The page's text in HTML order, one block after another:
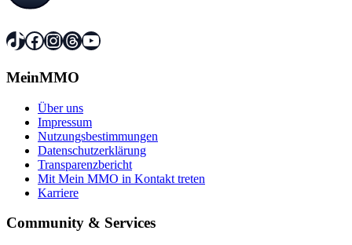
TikTok
Facebook
Instagram
Threads
YouTube
MeinMMO
Über uns
Impressum
Nutzungsbestimmungen
Datenschutzerklärung
Transparenzbericht
Mit Mein MMO in Kontakt treten
Karriere
Community & Services